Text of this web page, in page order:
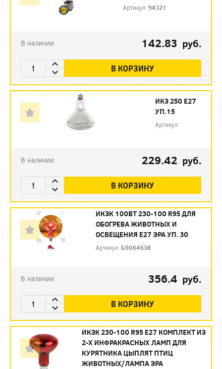
Артикул:94321
В наличии 142.83 руб.
В КОРЗИНУ
ИКЗ 250 Е27
УП.15
Артикул:
В наличии 229.42 руб.
В КОРЗИНУ
ИКЗК 100ВТ 230-100 R95 ДЛЯ
ОБОГРЕВА ЖИВОТНЫХ И
ОСВЕЩЕНИЯ Е27 ЭРА УП. 30
Артикул: Б0064638
В наличии 356.4 руб.
В КОРЗИНУ
ИКЗК 230-100 R95 E27 КОМПЛЕКТ ИЗ
2-Х ИНФРАКРАСНЫХ ЛАМП ДЛЯ
КУРЯТНИКА ЦЫПЛЯТ ПТИЦ
ЖИВОТНЫХ/ЛАМПА ЭРА